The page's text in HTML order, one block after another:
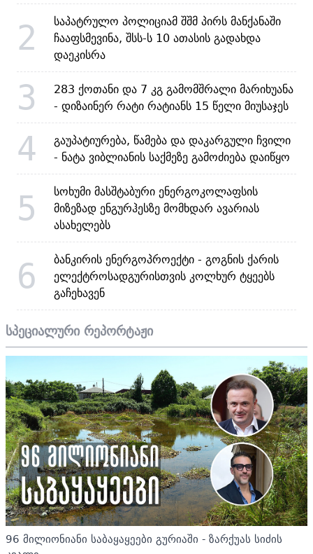
2
საპატრულო პოლიციამ შშმ პირს მანქანაში
ჩააფსმევინა, შსს-ს 10 ათასის გადახდა
დაეკისრა
3
283 ქოთანი და 7 კგ გამომშრალი მარიხუანა
- დიზაინერ რატი რატიანს 15 წელი მიუსაჯეს
4
გაუპატიურება, წამება და დაკარგული ჩვილი
- ნატა ვიბლიანის საქმეზე გამოძიება დაიწყო
5
სოხუმი მასშტაბური ენერგოკოლაფსის
მიზეზად ენგურჰესზე მომხდარ ავარიას
ასახელებს
6
ბანკირის ენერგოპროექტი - გოგნის ქარის
ელექტროსადგურისთვის კოლხურ ტყეებს
გაჩეხავენ
სპეციალური რეპორტაჟი
96 მილიონიანი საბაყაყეები გურიაში - ზარქუას სიძის